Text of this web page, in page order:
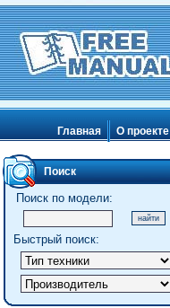
Главная О проекте
Поиск
Поиск по модели:
Быстрый поиск: